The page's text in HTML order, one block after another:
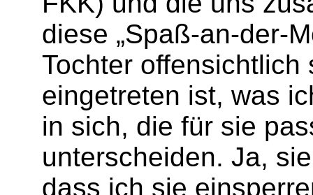
diese „Spaß-an-der-
Tochter
eingetreten ist, was
in sich, die für sie
unterscheiden. Ja,
dass ich sie